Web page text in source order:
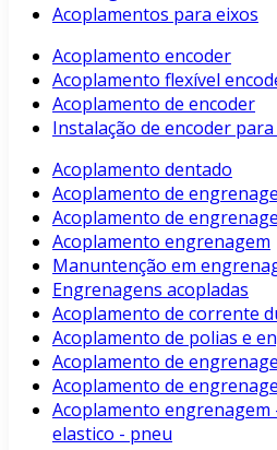
Acoplamentos para eixos
Acoplamento encoder
Acoplamento flexível
Acoplamento de encoder
Instalação de encoder
Acoplamento dentado
Acoplamento de
Acoplamento de
Acoplamento engrenagem
Manuntenção em
Engrenagens acopladas
Acoplamento de corrente
Acoplamento de polias e
Acoplamento de
Acoplamento de
Acoplamento engrenagem
elastico - pneu